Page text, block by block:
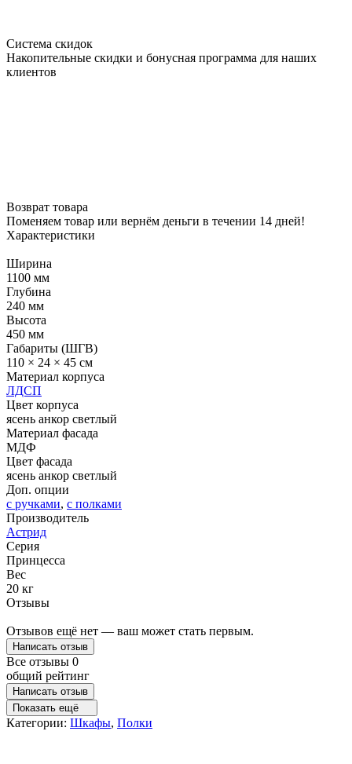
Система скидок
Накопительные скидки и бонусная программа для наших
клиентов
Возврат товара
Поменяем товар или вернём деньги в течении 14 дней!
Характеристики
Ширина
1100 мм
Глубина
240 мм
Высота
450 мм
Габариты (ШГВ)
110 × 24 × 45 см
Материал корпуса
ЛДСП
Цвет корпуса
ясень анкор светлый
Материал фасада
МДФ
Цвет фасада
ясень анкор светлый
Доп. опции
с ручками, с полками
Производитель
Астрид
Серия
Принцесса
Вес
20 кг
Отзывы
Отзывов ещё нет — ваш может стать первым.
Написать отзыв
Все отзывы 0
общий рейтинг
Написать отзыв
Показать ещё
Категории: Шкафы, Полки